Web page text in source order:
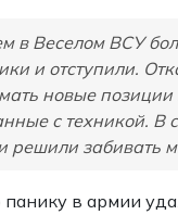
в Веселом ВСУ
и отступили.
новые
с техникой.
решили забивать
в армии